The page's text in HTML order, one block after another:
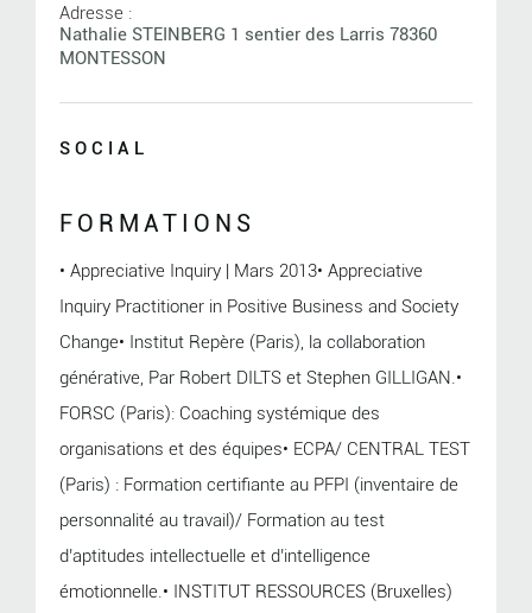
Adresse :
Nathalie STEINBERG 1 sentier des Larris 78360
MONTESSON
SOCIAL
FORMATIONS
• Appreciative Inquiry | Mars 2013• Appreciative
Inquiry Practitioner in Positive Business and Society
Change• Institut Repère (Paris), la collaboration
générative, Par Robert DILTS et Stephen GILLIGAN.•
FORSC (Paris): Coaching systémique des
organisations et des équipes• ECPA/ CENTRAL TEST
(Paris) : Formation certifiante au PFPI (inventaire de
personnalité au travail)/ Formation au test
d’aptitudes intellectuelle et d’intelligence
émotionnelle.• INSTITUT RESSOURCES (Bruxelles)